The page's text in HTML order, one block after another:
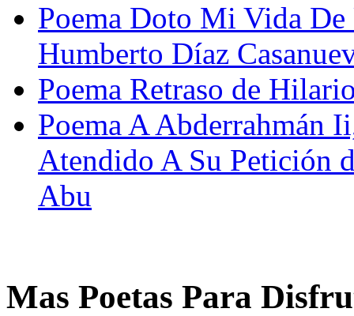
Poema Doto Mi Vida De
Humberto Díaz
Poema Retraso de
Poema A Abderrahmán
Atendido A Su Petición
Abu
Mas Poetas Para